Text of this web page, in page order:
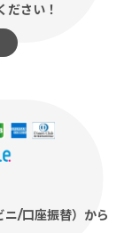
ださい！
/口座振替）から